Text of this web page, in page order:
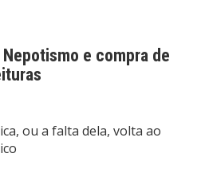
e compra de
ou a falta dela, volta ao